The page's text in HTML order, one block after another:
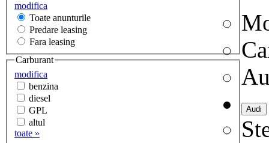
modifica
Toate anunturile
Predare leasing
Fara leasing
modifica
Carburant
benzina
diesel
GPL
altul
toate »